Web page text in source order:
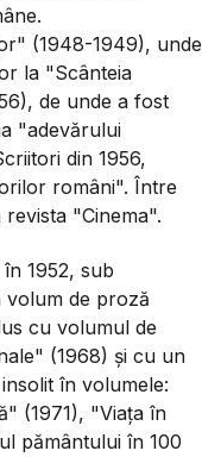
(1948-1949), unde
la "Scânteia
de unde a fost
"adevărului
din 1956,
români". Între
"Cinema".
1952, sub
volum de proză
cu volumul de
(1968) şi cu un
în volumele:
(1971), "Viaţa în
pământului în 100